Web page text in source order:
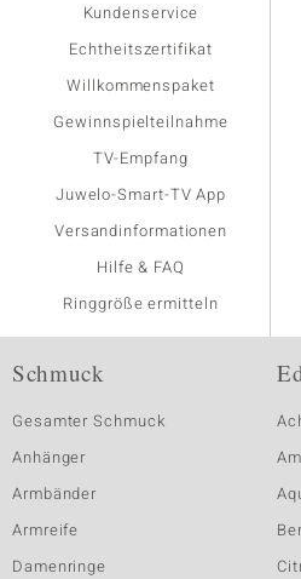
Kundenservice
Echtheitszertifikat
Willkommenspaket
Gewinnspielteilnahme
TV-Empfang
Juwelo-Smart-TV App
Versandinformationen
Hilfe & FAQ
Ringgröße ermitteln
Schmuck
Gesamter Schmuck
Anhänger
Armbänder
Armreife
Damenringe